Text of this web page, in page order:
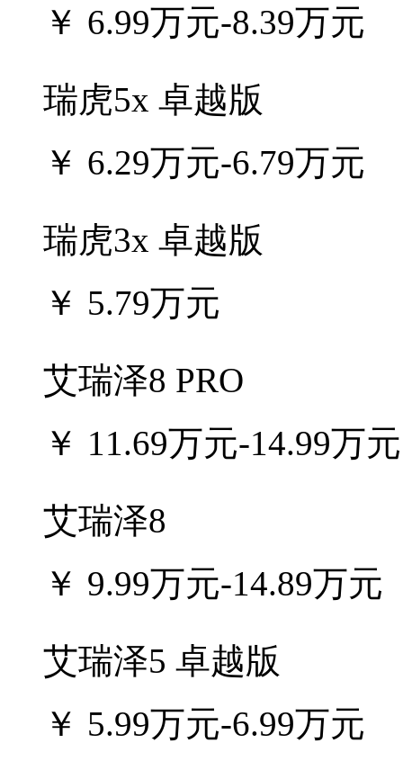
￥ 6.99万元-8.39万元
瑞虎5x 卓越版
￥ 6.29万元-6.79万元
瑞虎3x 卓越版
￥ 5.79万元
艾瑞泽8 PRO
￥ 11.69万元-14.99万元
艾瑞泽8
￥ 9.99万元-14.89万元
艾瑞泽5 卓越版
￥ 5.99万元-6.99万元